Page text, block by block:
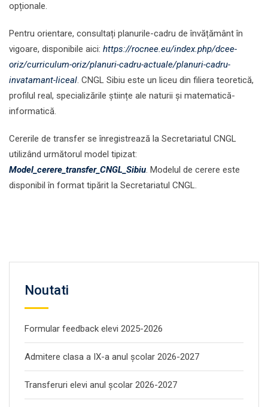
opționale.
Pentru orientare, consultați planurile-cadru de învățământ în
vigoare, disponibile aici: https://rocnee.eu/index.php/dcee-
oriz/curriculum-oriz/planuri-cadru-actuale/planuri-cadru-
invatamant-liceal. CNGL Sibiu este un liceu din filiera teoretică,
profilul real, specializările științe ale naturii și matematică-
informatică.
Cererile de transfer se înregistrează la Secretariatul CNGL
utilizând următorul model tipizat:
Model_cerere_transfer_CNGL_Sibiu. Modelul de cerere este
disponibil în format tipărit la Secretariatul CNGL.
Noutati
Formular feedback elevi 2025-2026
Admitere clasa a IX-a anul școlar 2026-2027
Transferuri elevi anul școlar 2026-2027